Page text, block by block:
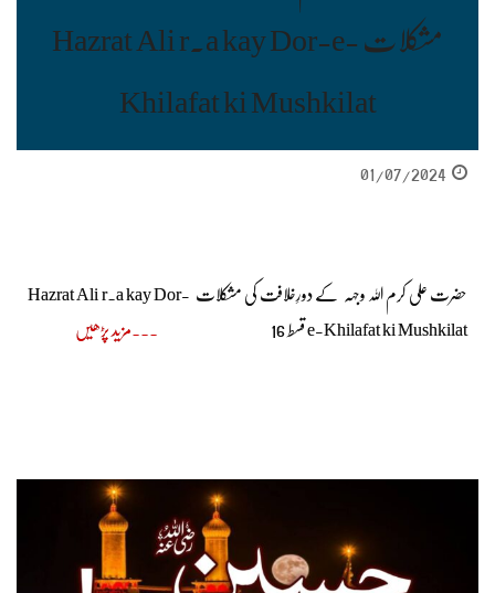
مشکلات Hazrat Ali r.a kay Dor-e-
Khilafat ki Mushkilat
01/07/2024
حضرت علی کرم اللہ وجہہ کے دورِخلافت کی مشکلات Hazrat Ali r.a kay Dor-
e-Khilafat ki Mushkilat قسط 16 مزید پڑھیں